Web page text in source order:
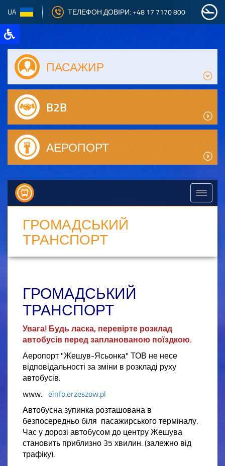
UA ТЕЛЕФОН ДОВІРИ: +48 17 7170 800
ПАСАЖИР
B2B
АЕРОПОРТ
ГРОМАДСЬКИЙ
ТРАНСПОРТ
ГРОМАДСЬКИЙ
ТРАНСПОРТ
Увага! Будь ласка, перевірте розклад
автобусів перед запланованою поїздкою.
Аеропорт "Жешув-Ясьонка" ТОВ не несе
відповідальності за зміни в розкладі руху
автобусів.
www: einfo.erzeszow.pl
Автобусна зупинка розташована в
безпосередньо біля пасажирського терміналу.
Час у дорозі автобусом до центру Жешува
становить приблизно 35 хвилин. (залежно від
трафіку).